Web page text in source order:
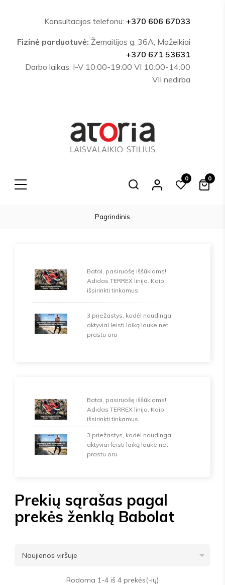
Konsultacijos telefonu: +370 606 67033
Fizinė parduotuvė: Žemaitijos g. 36A, Mažeikiai
+370 671 53631
Darbo laikas: I-V 10:00-19:00 VI 10:00-14:00
VII nedirba
Search
0 0
Pagrindinis
Batai, pasiruošę iššūkiams!
Adidas TERREX linija. Kaip
išsirinkti tinkamus.
3 priežastys, kodėl naudinga
aktyviai leisti laiką lauke net
prastu oru
Batai, pasiruošę iššūkiams!
Adidas TERREX linija. Kaip
išsirinkti tinkamus.
3 priežastys, kodėl naudinga
aktyviai leisti laiką lauke net
prastu oru
Prekių sąrašas pagal
prekės ženklą Babolat
Naujienos viršuje 
Rodoma 1-4 iš 4 prekės(-ių)